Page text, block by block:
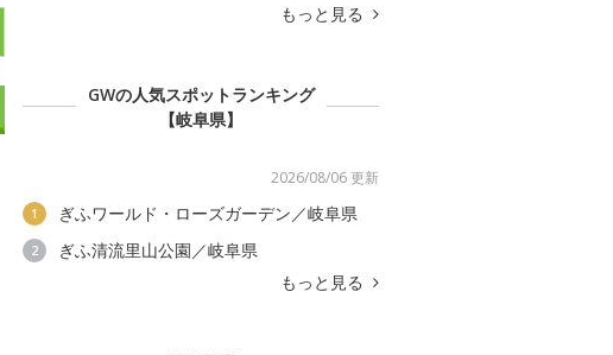
もっと見る
GWの人気スポットランキング
【岐阜県】
2026/08/06 更新
1 ぎふワールド・ローズガーデン／岐阜県
2
ぎふ清流里山公園／岐阜県
もっと見る